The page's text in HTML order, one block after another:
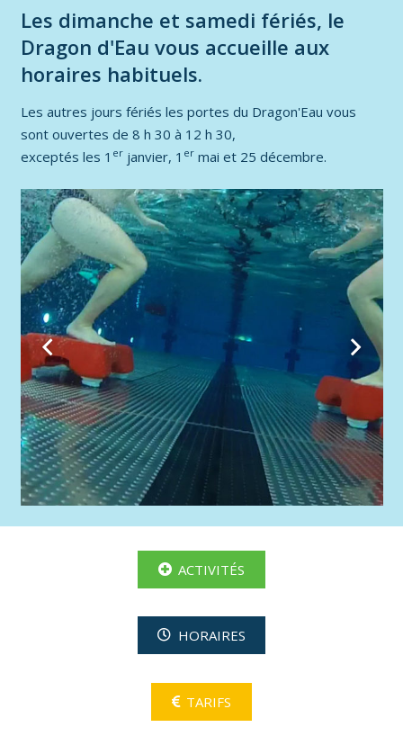
Les dimanche et samedi fériés, le
Dragon d'Eau vous accueille aux
horaires habituels.
Les autres jours fériés les portes du Dragon'Eau vous
sont ouvertes de 8 h 30 à 12 h 30,
exceptés les 1 erjanvier, 1 ermai et 25 décembre.
ACTIVITÉS
HORAIRES
TARIFS